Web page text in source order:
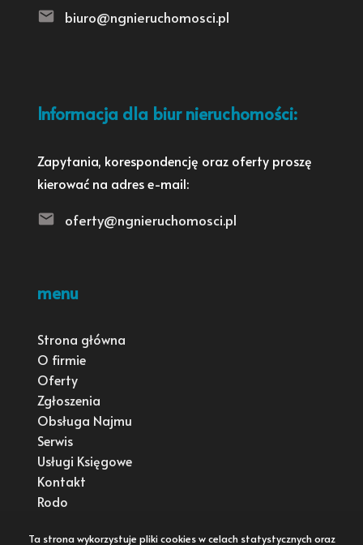
biuro@ngnieruchomosci.pl
Informacja dla biur nieruchomości:
Zapytania, korespondencję oraz oferty proszę
kierować na adres e-mail:
oferty@ngnieruchomosci.pl
menu
Strona główna
O firmie
Oferty
Zgłoszenia
Obsługa Najmu
Serwis
Usługi Księgowe
Kontakt
Rodo
Ta strona wykorzystuje pliki cookies w celach statystycznych oraz